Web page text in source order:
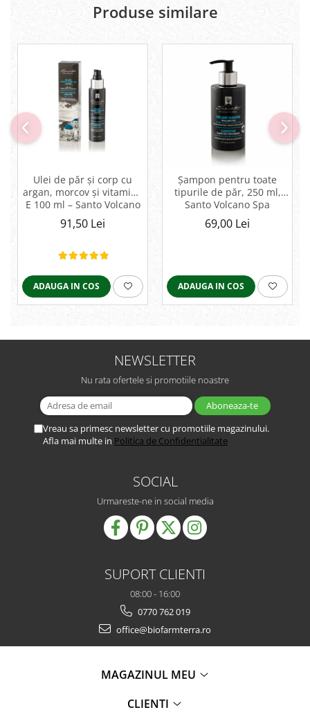
Produse similare
Ulei de păr și corp cu
argan, morcov și vitamina
E 100 ml – Santo Volcano
Spa
91,50 Lei
ADAUGA IN COS
Șampon pentru toate
tipurile de păr, 250 ml,
Santo Volcano Spa
69,00 Lei
ADAUGA IN COS
NEWSLETTER
Nu rata ofertele si promotiile noastre
Vreau sa primesc newsletter cu promotiile magazinului.
Afla mai multe in Politica de Confidentialitate
SOCIAL
Urmareste-ne in social media
SUPORT CLIENTI
08:00 - 16:00
0770 762 019
office@biofarmterra.ro
MAGAZINUL MEU
CLIENTI